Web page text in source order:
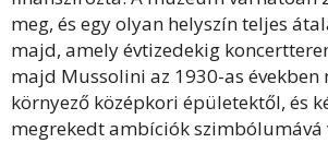
meg, és egy olyan helyszín teljes
majd, amely évtizedekig
majd Mussolini az 1930-as
környező középkori épületektől, és
megrekedt ambíciók szimbólumává